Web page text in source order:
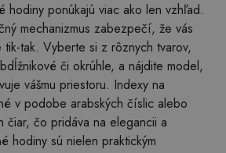
hodiny ponúkajú viac ako len vzhľad.
mechanizmus zabezpečí, že vás
tak. Vyberte si z rôznych tvarov,
či okrúhle, a nájdite model,
vášmu priestoru. Indexy na
v podobe arabských číslic alebo
čiar, čo pridáva na elegancii a
hodiny sú nielen praktickým